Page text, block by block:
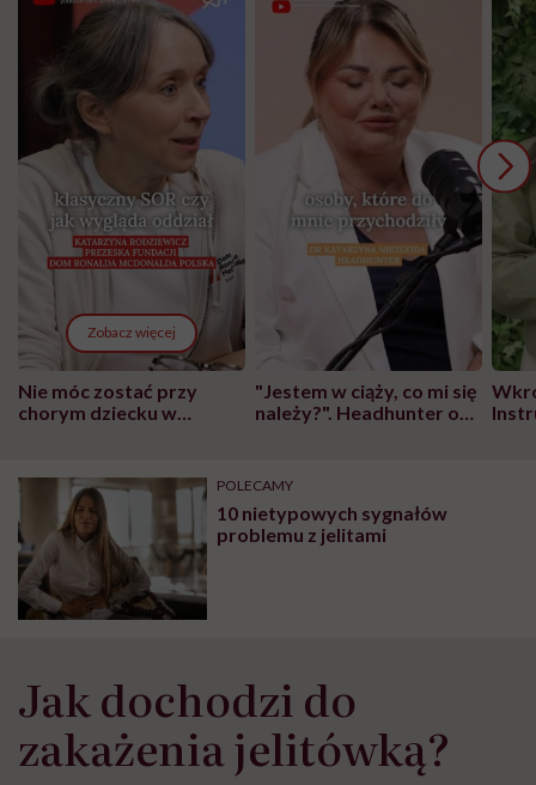
Zobacz więcej
Nie móc zostać przy
chorym dziecku w
może chyba tylko
głupota i brak
wyobraźni"
"Jestem w ciąży, co mi się
należy?". Headhunter o
pracy
POLECAMY
10 nietypowych sygnałów
problemu z jelitami
Jak dochodzi do
zakażenia jelitówką?